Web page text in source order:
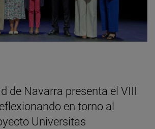
de Navarra presenta el VIII
en torno al
Universitas